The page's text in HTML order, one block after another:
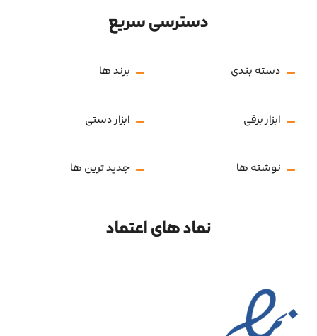
دسترسی سریع
دسته بندی برند ها
ابزار برقی ابزار دستی
نوشته ها جدید ترین ها
نماد های اعتماد